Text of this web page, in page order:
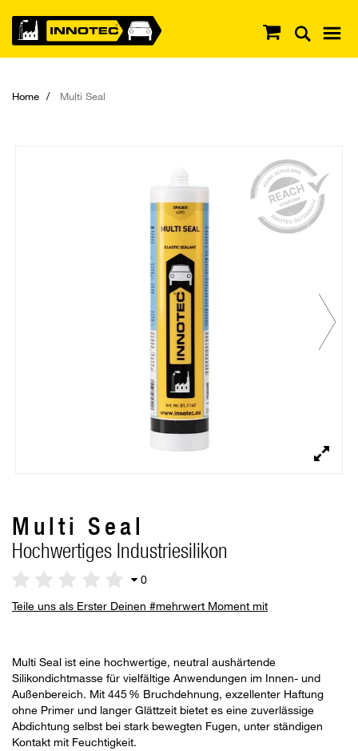
Home Multi Seal
Multi Seal
Hochwertiges Industriesilikon
0
Teile uns als Erster Deinen #mehrwert Moment mit
Multi Seal ist eine hochwertige, neutral aushärtende
Silikondichtmasse für vielfältige Anwendungen im Innen- und
Außenbereich. Mit 445 % Bruchdehnung, exzellenter Haftung
ohne Primer und langer Glättzeit bietet es eine zuverlässige
Abdichtung selbst bei stark bewegten Fugen, unter ständigen
Kontakt mit Feuchtigkeit.